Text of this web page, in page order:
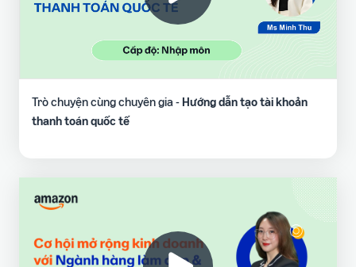
Trò chuyện cùng chuyên gia -Hướng dẫn tạo tài khoản
thanh toán quốc tế